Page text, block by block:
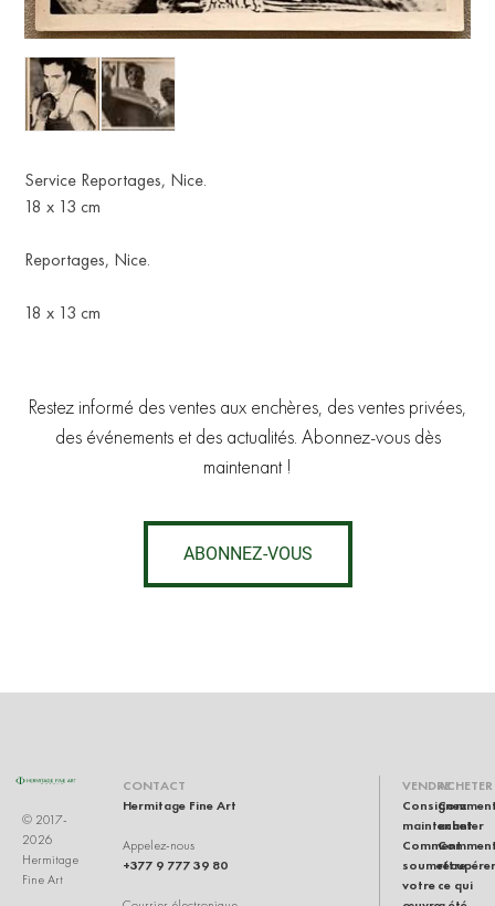
Service Reportages, Nice.
18 x 13 cm
Reportages, Nice.
18 x 13 cm
Restez informé des ventes aux enchères, des ventes privées,
des événements et des actualités. Abonnez-vous dès
maintenant !
ABONNEZ-VOUS
© 2017-
2026
Hermitage
Fine Art
CONTACT
Hermitage Fine Art
Appelez-nous
+377 9 777 39 80
VENDRE
Consignez
maintenant
Comment
soumettre
votre
ACHETER
acheter
récupérer
ce qui